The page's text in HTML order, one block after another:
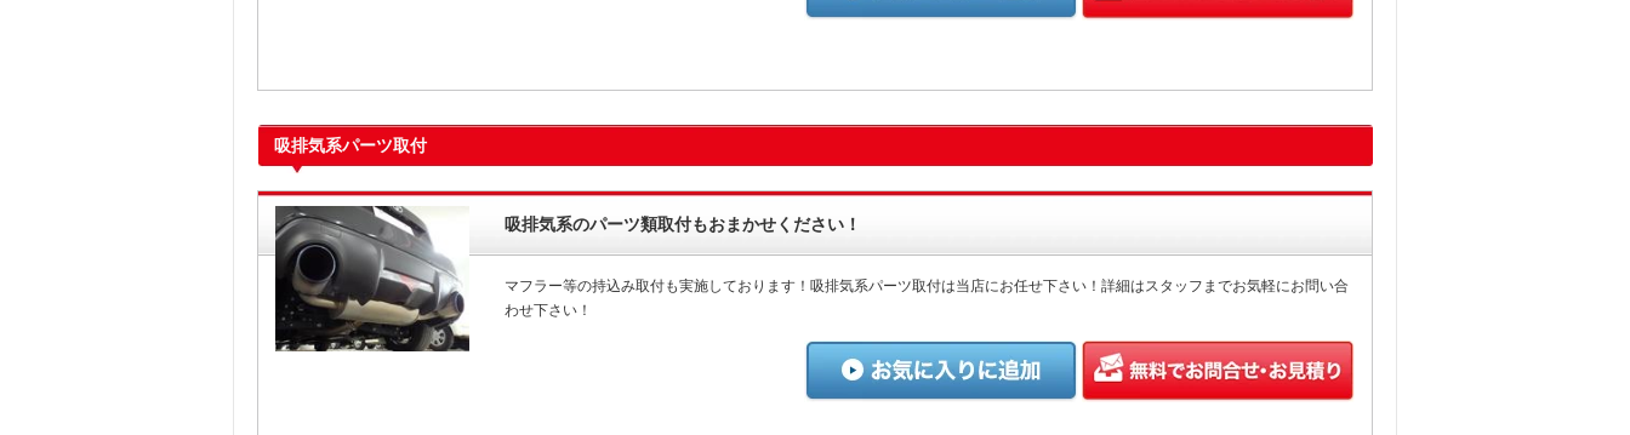
吸排気系パーツ取付
吸排気系のパーツ類取付もおまかせください！
マフラー等の持込み取付も実施しております！吸排気系パーツ取付は当店にお任せ下さい！詳細はスタッフまでお気軽にお問い合
わせ下さい！